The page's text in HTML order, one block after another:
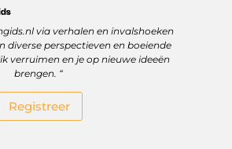
via verhalen en invalshoeken
diverse perspectieven en boeiende
verruimen en je op nieuwe ideeën
brengen. “
Registreer